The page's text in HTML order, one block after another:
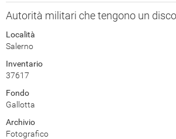
Autorità militari che tengono un
Località
Salerno
Inventario
37617
Fondo
Gallotta
Archivio
Fotografico